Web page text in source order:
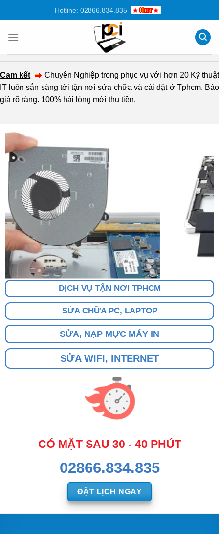
dung
Hotline: 02866.834.835
Cam kết
Chuyên Nghiệp trong phục vụ với hơn 20 Kỹ thuật
IT luôn sẵn sàng tới tận nơi sửa chữa và cài đặt ở Tphcm. Báo
giá rõ ràng. 100% hài lòng mới thu tiền.
DỊCH VỤ TẬN NƠI TPHCM
SỬA CHỮA PC, LAPTOP
SỬA, NẠP MỰC MÁY IN
SỬA WIFI, INTERNET
CÓ MẶT SAU 30 - 40 PHÚT
02866.834.835
ĐẶT LỊCH NGAY